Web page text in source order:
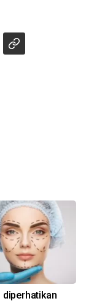
diperhatikan